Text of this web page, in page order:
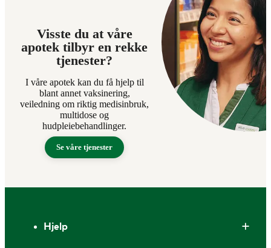
Visste du at våre
apotek tilbyr en rekke
tjenester?
I våre apotek kan du få hjelp til
blant annet vaksinering,
veiledning om riktig medisinbruk,
multidose og
hudpleiebehandlinger.
Se våre tjenester
Hjelp